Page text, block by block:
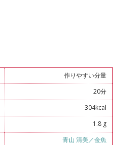
作りやすい分量
20分
304kcal
1.8 g
青山 清美／金魚